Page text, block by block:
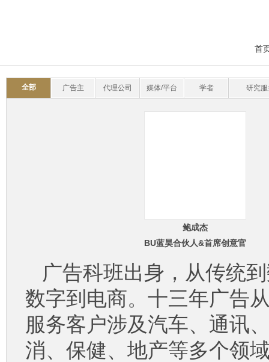
首
全部 广告主 代理公司 媒体/平台 学者 研究
鲍成杰
BU蓝昊合伙人&首席创意官
广告科班出身，从传统
数字到电商。十三年广告
服务客户涉及汽车、通讯
消、保健、地产等多个领